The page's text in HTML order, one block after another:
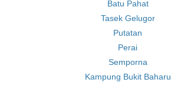
Batu Pahat
Tasek Gelugor
Putatan
Perai
Semporna
Kampung Bukit Baharu